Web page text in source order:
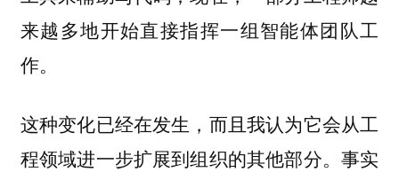
来越多地开始直接指挥一组智能体团队工
作。
这种变化已经在发生，而且我认为它会从工
程领域进一步扩展到组织的其他部分。事实